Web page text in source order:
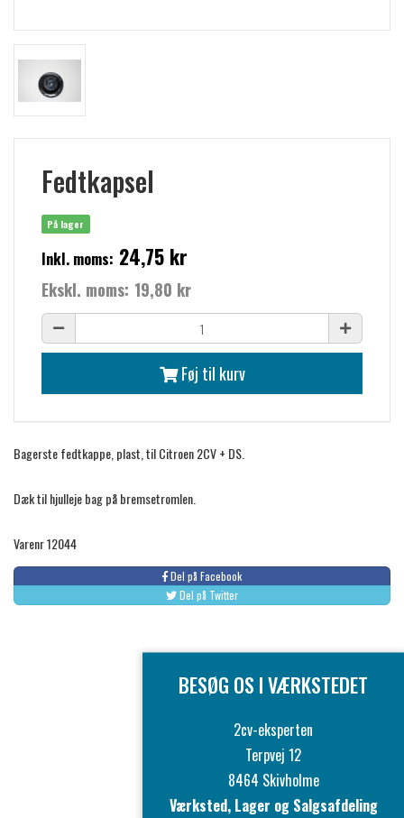
Fedtkapsel
På lager
Inkl. moms: 24,75 kr
Ekskl. moms: 19,80 kr
Føj til kurv
Bagerste fedtkappe, plast, til Citroen 2CV + DS.
Dæk til hjulleje bag på bremsetromlen.
Varenr 12044
Del på Facebook
Del på Twitter
BESØG OS I VÆRKSTEDET
2cv-eksperten
Terpvej 12
8464 Skivholme
Værksted, Lager og Salgsafdeling